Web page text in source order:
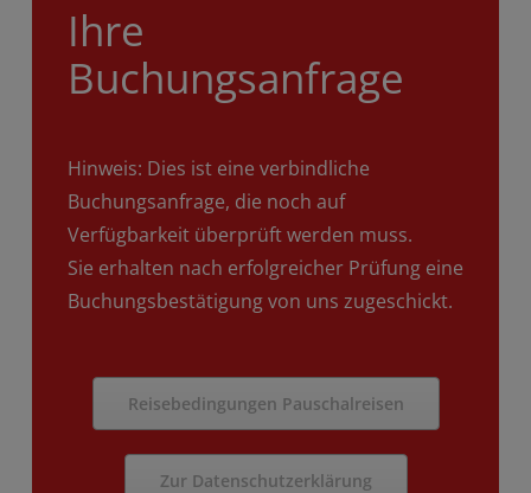
Ihre
Buchungsanfrage
Hinweis: Dies ist eine verbindliche
Buchungsanfrage, die noch auf
Verfügbarkeit überprüft werden muss.
Sie erhalten nach erfolgreicher Prüfung eine
Buchungsbestätigung von uns zugeschickt.
Reisebedingungen Pauschalreisen
Zur Datenschutzerklärung